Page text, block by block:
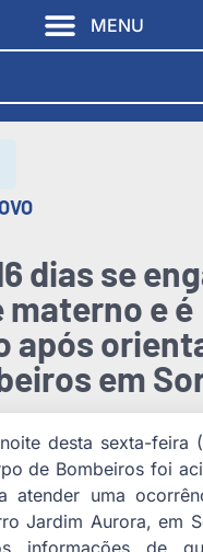
MENU
dias se
e é
após
em
desta sexta-feira
de Bombeiros foi
atender uma
Jardim Aurora, em